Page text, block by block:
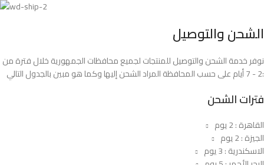
الشحن والتوصيل
نوفر خدمة الشحن والتوصيل للمنتجات لجميع محافظات الجمهورية خلال فترة من
2 - 7 أيام على حسب المحافظة المراد الشحن إليها وكما هو مبين بالجدول التالي:
فترات الشحن
القاهرة : 2 يوم
الجيزة : 2 يوم
الاسكندرية : 3 يوم